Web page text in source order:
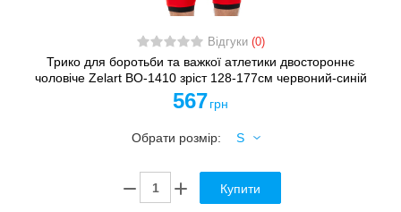
Відгуки (0)
Трико для боротьби та важкої атлетики двостороннє
чоловіче Zelart BO-1410 зріст 128-177см червоний-синій
567 грн
Обрати розмір:
Купити